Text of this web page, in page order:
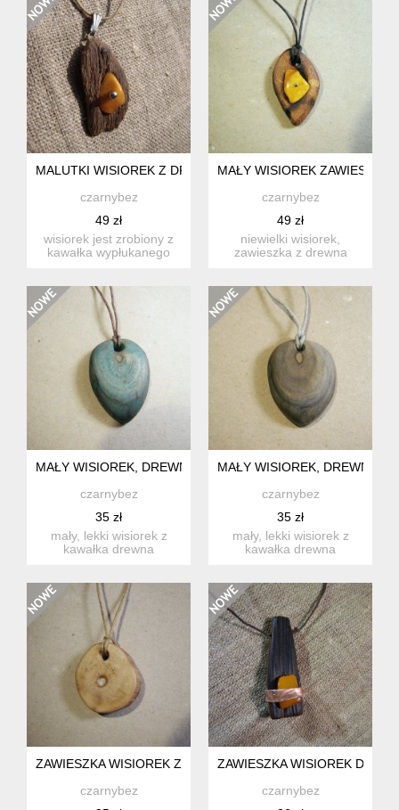
MALUTKI WISIOREK Z DREWNA Z MORZA Z BURSZTYNEM.
czarnybez
49 zł
wisiorek jest zrobiony z
kawałka wypłukanego
MAŁY WISIOREK ZAWIESZKA
czarnybez
49 zł
niewielki wisiorek,
zawieszka z drewna
MAŁY WISIOREK, DREWNO Z MORZA.
czarnybez
35 zł
mały, lekki wisiorek z
kawałka drewna
MAŁY WISIOREK, DREWNO Z
czarnybez
35 zł
mały, lekki wisiorek z
kawałka drewna
ZAWIESZKA WISIOREK Z DREWNA.
czarnybez
ZAWIESZKA WISIOREK
czarnybez